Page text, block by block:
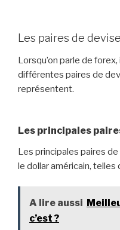
Les paires de
Lorsqu’on parle de
différentes paires de
représentent.
Les principales
Les principales paires
le dollar américain, telles
A lire aussi
c’est ?